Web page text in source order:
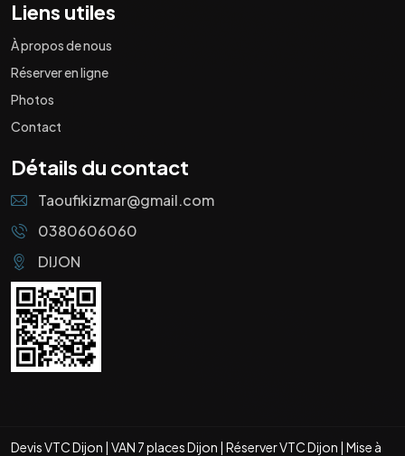
Liens utiles
À propos de nous
Réserver en ligne
Photos
Contact
Détails du contact
Taoufikizmar@gmail.com
0380606060
DIJON
Devis VTC Dijon | VAN 7 places Dijon | Réserver VTC Dijon | Mise à